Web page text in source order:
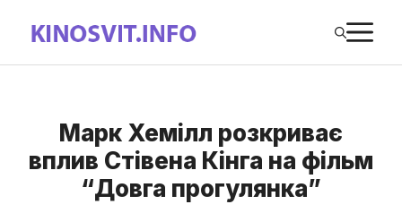
вмісту
Марк Хемілл розкриває
вплив Стівена Кінга на фільм
“Довга прогулянка”